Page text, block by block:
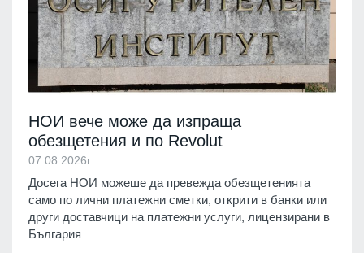
НОИ вече може да изпраща
обезщетения и по Revolut
07.08.2026г.
Досега НОИ можеше да превежда обезщетенията
само по лични платежни сметки, открити в банки или
други доставчици на платежни услуги, лицензирани в
България